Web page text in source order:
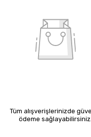
Tüm alışverişlerinizde
ödeme sağlayabilirsiniz.